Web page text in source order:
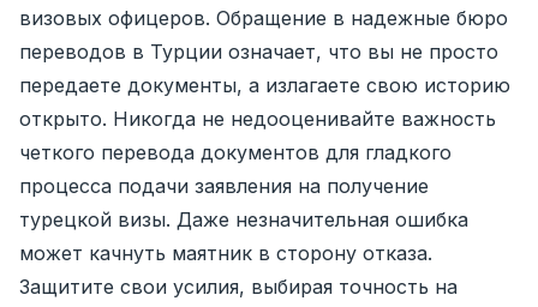
визовых офицеров. Обращение в надежные бюро
переводов в Турции означает, что вы не просто
передаете документы, а излагаете свою историю
открыто. Никогда не недооценивайте важность
четкого перевода документов для гладкого
процесса подачи заявления на получение
турецкой визы. Даже незначительная ошибка
может качнуть маятник в сторону отказа.
Защитите свои усилия, выбирая точность на